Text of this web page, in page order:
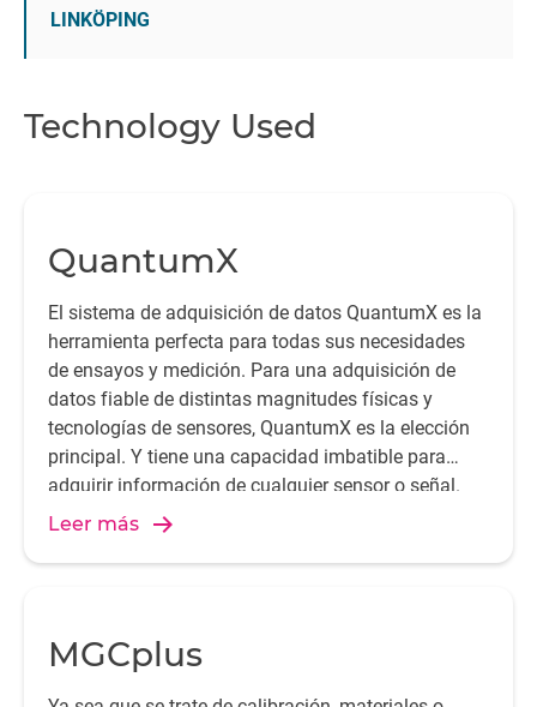
LINKÖPING
Technology Used
QuantumX
El sistema de adquisición de datos QuantumX es la
herramienta perfecta para todas sus necesidades
de ensayos y medición. Para una adquisición de
datos fiable de distintas magnitudes físicas y
tecnologías de sensores, QuantumX es la elección
principal. Y tiene una capacidad imbatible para
adquirir información de cualquier sensor o señal.
Leer más
MGCplus